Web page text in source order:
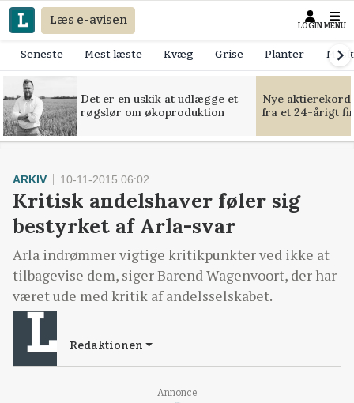
Læs e-avisen LOGIN MENU
Seneste Mest læste Kvæg Grise Planter
Det er en uskik at udlægge et
røgslør om økoproduktion
Nye
fra et 24-årigt
Annonce
ARKIV 10-11-2015 06:02
Kritisk andelshaver føler sig
bestyrket af Arla-svar
Arla indrømmer vigtige kritikpunkter ved ikke at
tilbagevise dem, siger Barend Wagenvoort, der har
været ude med kritik af andelsselskabet.
Redaktionen